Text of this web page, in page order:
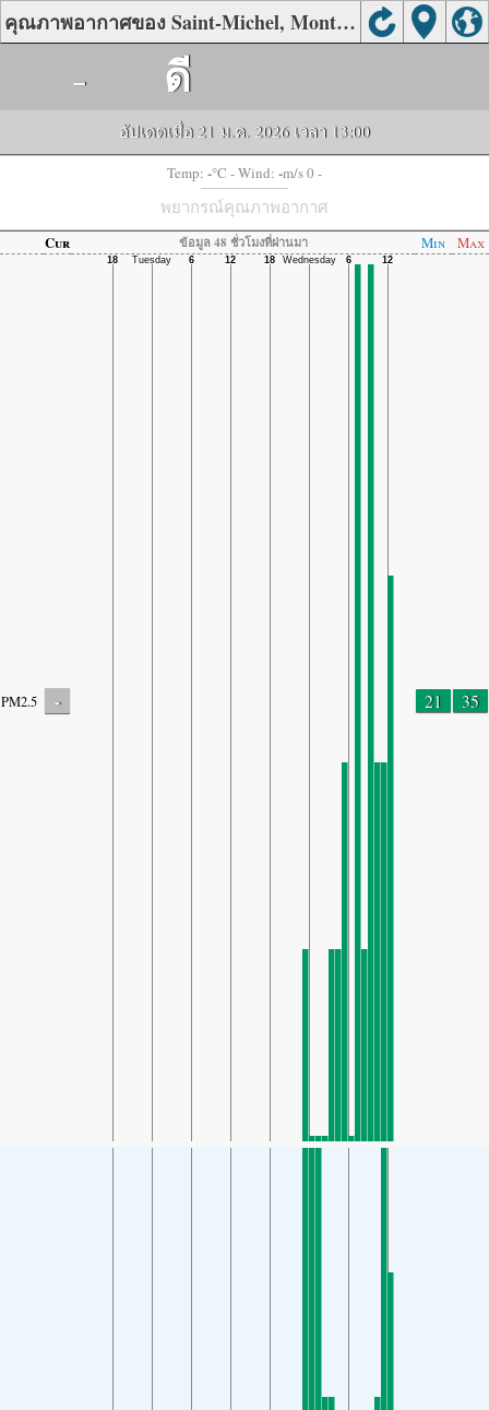
คุณภาพอากาศของ Saint-Michel, Montreal
- ดี
อัปเดตเมื่อ 21 ม.ค. 2026 เวลา 13:00
Temp: -°C - Wind: -m/s 0 -
พยากรณ์คุณภาพอากาศ
Cur ข้อมูล 48 ชั่วโมงที่ผ่านมา Min Max
PM2.5 - 21 35